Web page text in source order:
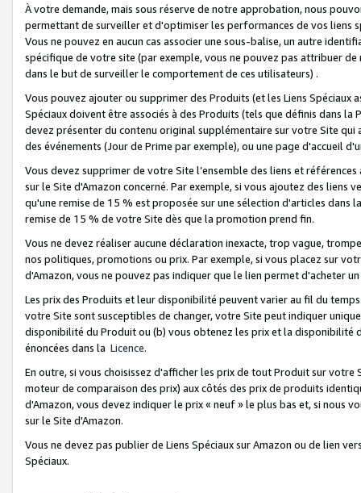
À votre demande, mais sous réserve de notre approbation, nous
permettant de surveiller et d'optimiser les performances de vos liens
Vous ne pouvez en aucun cas associer une sous-balise, un autre
spécifique de votre site (par exemple, vous ne pouvez pas attribuer
dans le but de surveiller le comportement de ces utilisateurs) .
Vous pouvez ajouter ou supprimer des Produits (et les Liens
Spéciaux doivent être associés à des Produits (tels que définis dans
devez présenter du contenu original supplémentaire sur votre Site qui
des événements (Jour de Prime par exemple), ou une page d'accueil
Vous devez supprimer de votre Site l’ensemble des liens et
sur le Site d'Amazon concerné. Par exemple, si vous ajoutez des
qu'une remise de 15 % est proposée sur une sélection d'articles
remise de 15 % de votre Site dès que la promotion prend fin.
Vous ne devez réaliser aucune déclaration inexacte, trop vague,
nos politiques, promotions ou prix. Par exemple, si vous placez sur
d'Amazon, vous ne pouvez pas indiquer que le lien permet d'acheter
Les prix des Produits et leur disponibilité peuvent varier au fil du
votre Site sont susceptibles de changer, votre Site peut indiquer
disponibilité du Produit ou (b) vous obtenez les prix et la disponibilité
énoncées dans la Licence.
En outre, si vous choisissez d'afficher les prix de tout Produit sur
moteur de comparaison des prix) aux côtés des prix de produits
d'Amazon, vous devez indiquer le prix « neuf » le plus bas et, si nous
sur le Site d'Amazon.
Vous ne devez pas publier de Liens Spéciaux sur Amazon ou de lien
Spéciaux.